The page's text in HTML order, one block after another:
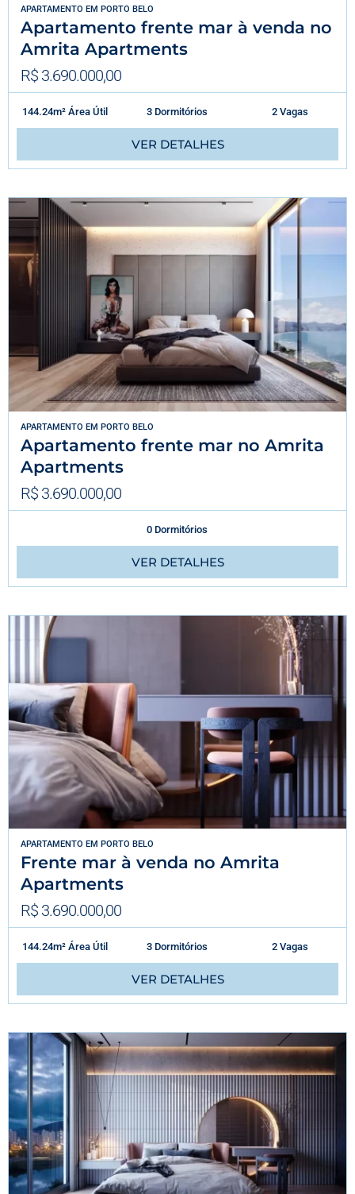
APARTAMENTO EM PORTO BELO
Apartamento frente mar à venda no
Amrita Apartments
R$ 3.690.000,00
144.24m² Área Útil 3 Dormitórios 2 Vagas
VER DETALHES
APARTAMENTO EM PORTO BELO
Apartamento frente mar no Amrita
Apartments
R$ 3.690.000,00
0 Dormitórios
VER DETALHES
APARTAMENTO EM PORTO BELO
Frente mar à venda no Amrita
Apartments
R$ 3.690.000,00
144.24m² Área Útil 3 Dormitórios 2 Vagas
VER DETALHES